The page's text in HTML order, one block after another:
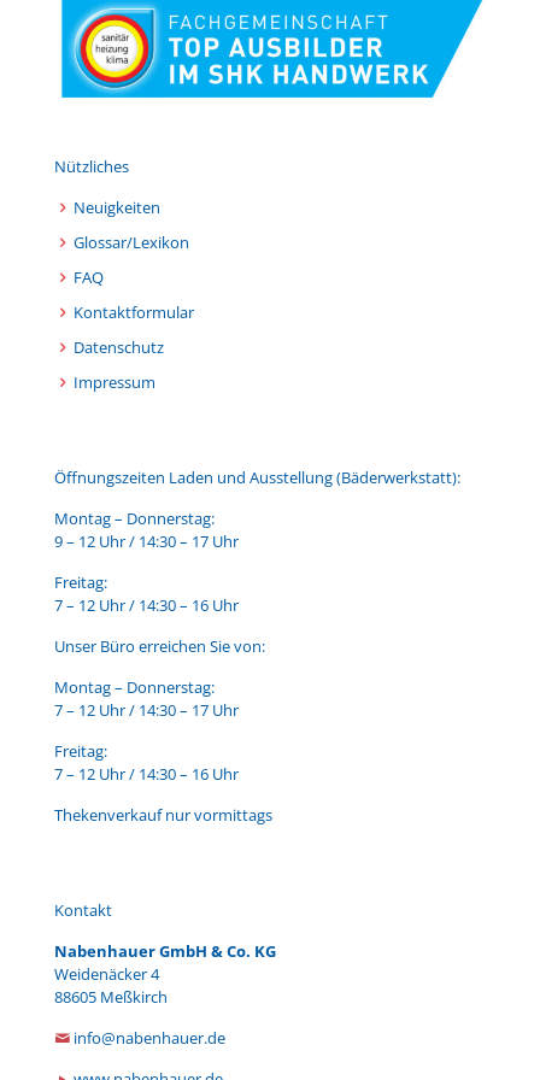
Nützliches
Neuigkeiten
Glossar/Lexikon
FAQ
Kontaktformular
Datenschutz
Impressum
Öffnungszeiten Laden und Ausstellung (Bäderwerkstatt):
Montag – Donnerstag:
9 – 12 Uhr / 14:30 – 17 Uhr
Freitag:
7 – 12 Uhr / 14:30 – 16 Uhr
Unser Büro erreichen Sie von:
Montag – Donnerstag:
7 – 12 Uhr / 14:30 – 17 Uhr
Freitag:
7 – 12 Uhr / 14:30 – 16 Uhr
Thekenverkauf nur vormittags
Kontakt
Nabenhauer GmbH & Co. KG
Weidenäcker 4
88605 Meßkirch
info@nabenhauer.de